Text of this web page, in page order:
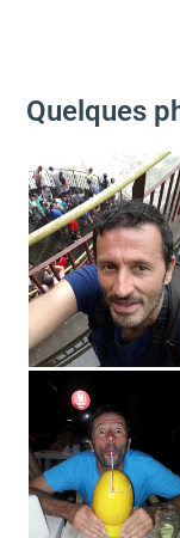
Quelques